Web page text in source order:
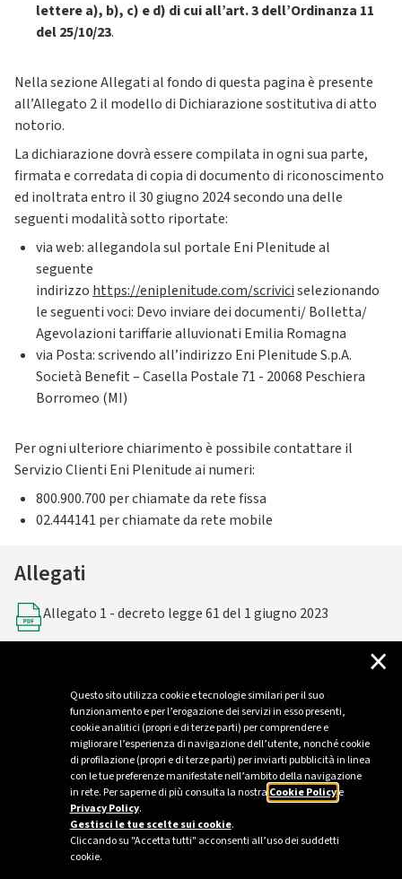
Questo sito utilizza cookie e tecnologie similari per il suo
funzionamento e per l’erogazione dei servizi in esso presenti,
cookie analitici (propri e di terze parti) per comprendere e
migliorare l’esperienza di navigazione dell’utente, nonché cookie
di profilazione (propri e di terze parti) per inviarti pubblicità in linea
con le tue preferenze manifestate nell’ambito della navigazione
in rete. Per saperne di più consulta la nostra Cookie Policye
Privacy Policy.
Gestisci le tue scelte sui cookie.
Cliccando su "Accetta tutti" acconsenti all’uso dei suddetti
cookie.
×
lettere a), b), c) e d) di cui all’art. 3 dell’Ordinanza 11
del 25/10/23.
Nella sezione Allegati al fondo di questa pagina è presente
all’Allegato 2 il modello di Dichiarazione sostitutiva di atto
notorio.
La dichiarazione dovrà essere compilata in ogni sua parte,
firmata e corredata di copia di documento di riconoscimento
ed inoltrata entro il 30 giugno 2024 secondo una delle
seguenti modalità sotto riportate:
via web: allegandola sul portale Eni Plenitude al
seguente
indirizzo https://eniplenitude.com/scriviciselezionando
le seguenti voci: Devo inviare dei documenti/ Bolletta/
Agevolazioni tariffarie alluvionati Emilia Romagna
via Posta: scrivendo all’indirizzo Eni Plenitude S.p.A.
Società Benefit – Casella Postale 71 - 20068 Peschiera
Borromeo (MI)
Per ogni ulteriore chiarimento è possibile contattare il
Servizio Clienti Eni Plenitude ai numeri:
800.900.700 per chiamate da rete fissa
02.444141 per chiamate da rete mobile
Allegati
Allegato 1 - decreto legge 61 del 1 giugno 2023